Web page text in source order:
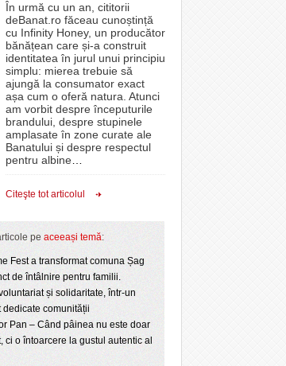
În urmă cu un an, cititorii
deBanat.ro făceau cunoștință
cu Infinity Honey, un producător
bănățean care și-a construit
identitatea în jurul unui principiu
simplu: mierea trebuie să
ajungă la consumator exact
așa cum o oferă natura. Atunci
am vorbit despre începuturile
brandului, despre stupinele
amplasate în zone curate ale
Banatului și despre respectul
pentru albine
Citeşte tot articolul
pe aceeași temă:
Fest a transformat comuna Șag
de întâlnire pentru familii.
și solidaritate, într-un
dedicate comunității
Pan – Când pâinea nu este doar
ci o întoarcere la gustul autentic al